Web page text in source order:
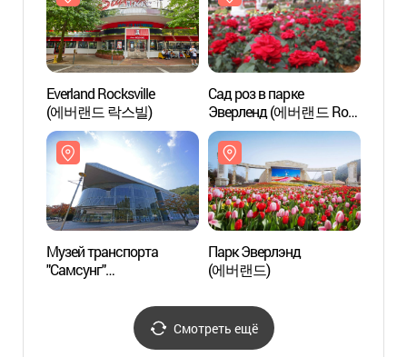
Everland Rocksville
(에버랜드 락스빌)
Сад роз в парке
Эверленд (에버랜드 Rose
Garden)
Музей транспорта
"Самсунг"
Парк Эверлэнд
(에버랜드)
Смотреть ещё